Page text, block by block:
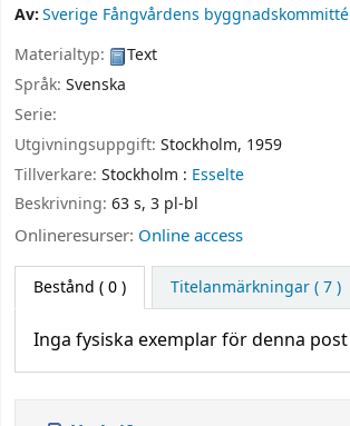
Av:Sverige Fångvårdens byggnadskommitté
Materialtyp:
Text
Språk: Svenska
Serie:
Utgivningsuppgift: Stockholm, 1959
Tillverkare: Stockholm : Esselte
Beskrivning: 63 s, 3 pl-bl
Onlineresurser: Online access
Bestånd ( 0 ) Titelanmärkningar ( 7 )
Inga fysiska exemplar för denna post